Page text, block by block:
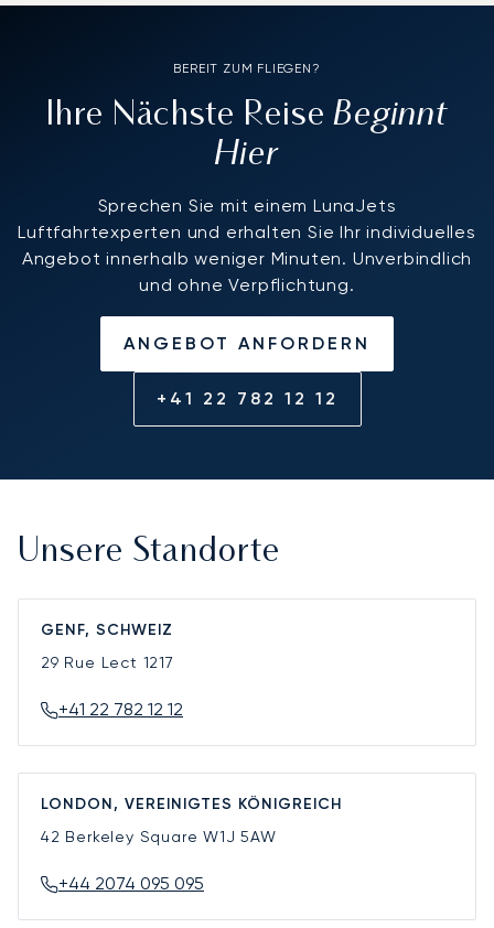
BEREIT ZUM FLIEGEN?
Ihre Nächste ReiseBeginnt
Hier
Sprechen Sie mit einem LunaJets
Luftfahrtexperten und erhalten Sie Ihr individuelles
Angebot innerhalb weniger Minuten. Unverbindlich
und ohne Verpflichtung.
ANGEBOT ANFORDERN
+41 22 782 12 12
Unsere Standorte
GENF, SCHWEIZ
29 Rue Lect 1217
+41 22 782 12 12
LONDON, VEREINIGTES KÖNIGREICH
42 Berkeley SquareW1J 5AW
+44 2074 095 095